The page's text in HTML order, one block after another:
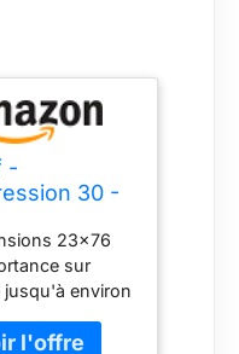
-
30 -
à
-,
-
120kg
23x76
sur
jusqu'à environ
de